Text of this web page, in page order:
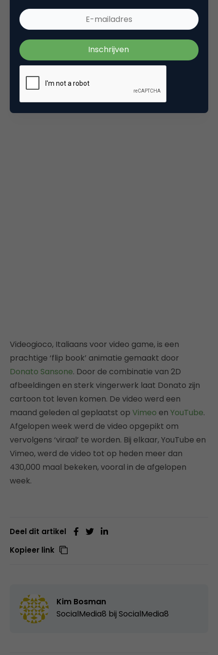
kwamen. De lijnen zijn in de jaren zeventig
uitgevonden in de fabriek waar ook de briefing voor
de hondenuitlaters plaatsvond. Niet alleen op
straat in Brooklyn, ook op YouTube werd het een hit:
Videogioco
Videogioco, Italiaans voor video game, is een
prachtige ‘flip book’ animatie gemaakt door
Donato Sansone. Door de combinatie van 2D
afbeeldingen en sterk vingerwerk laat Donato zijn
cartoon tot leven komen. De video werd een
maand geleden al geplaatst op Vimeo en YouTube.
Afgelopen week werd de video opgepikt om
vervolgens ‘viraal’ te worden. Bij elkaar, YouTube en
Vimeo, werd de video tot op heden meer dan
430,000 maal bekeken, vooral in de afgelopen
week.
Deel dit artikel
Kopieer link
Kim Bosman
SocialMedia8 bij SocialMedia8